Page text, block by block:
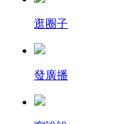
逛圈子
發廣播